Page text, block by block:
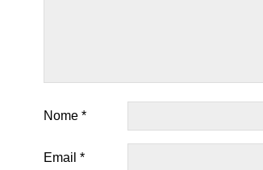
Nome *
Email *